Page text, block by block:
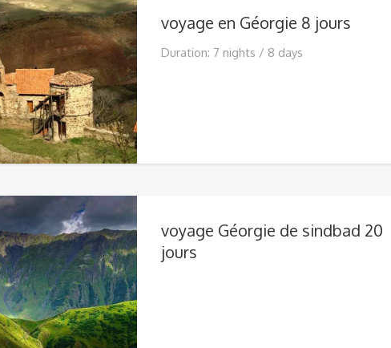
voyage en Géorgie 8 jours
Duration: 7 nights / 8 days
voyage Géorgie de sindbad 20
jours